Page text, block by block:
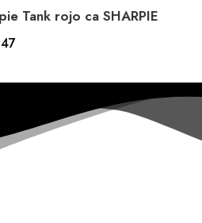
Tank rojo ca SHARPIE